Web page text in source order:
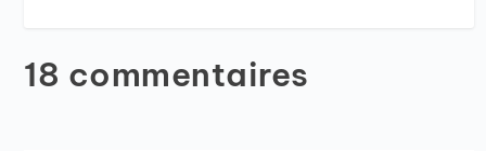
18 commentaires